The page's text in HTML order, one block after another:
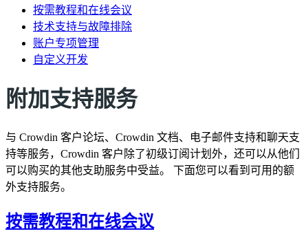
按需教程和在线会议
技术支持与故障排除
账户专项管理
自定义开发
附加支持服务
与 Crowdin 客户论坛、Crowdin 文档、电子邮件支持和聊天支
持等服务，Crowdin 客户除了初级订阅计划外，还可以从他们
可以购买的其他支助服务中受益。 下面您可以看到可用的额
外支持服务。
按需教程和在线会议